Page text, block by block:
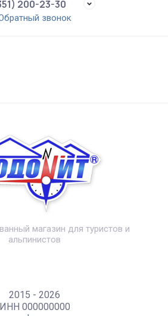
200-23-30
звонок
магазин для туристов и
альпинистов
2015 - 2026
ИНН 000000000